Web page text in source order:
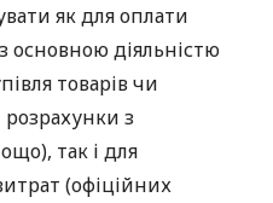
як для оплати
основною діяльністю
товарів чи
з
так і для
(офіційних